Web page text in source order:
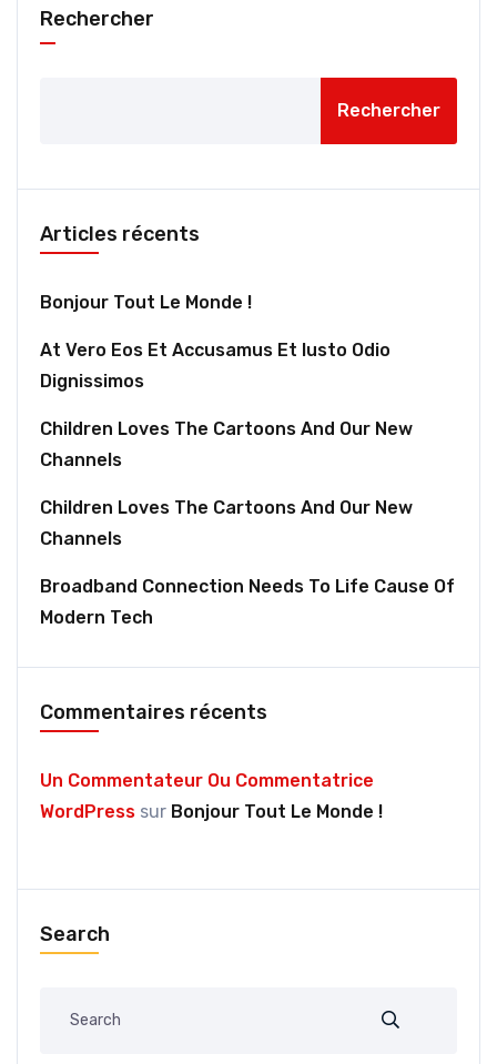
Rechercher
Rechercher
Articles récents
Bonjour Tout Le Monde !
At Vero Eos Et Accusamus Et Iusto Odio
Dignissimos
Children Loves The Cartoons And Our New
Channels
Children Loves The Cartoons And Our New
Channels
Broadband Connection Needs To Life Cause Of
Modern Tech
Commentaires récents
Un Commentateur Ou Commentatrice
WordPress sur Bonjour Tout Le Monde !
Search